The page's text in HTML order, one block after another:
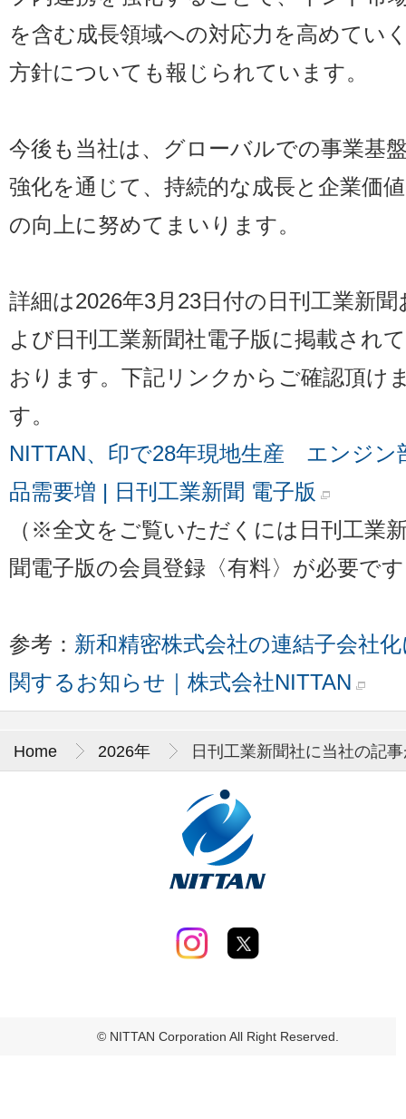
Home 2026年 日刊工業新聞社に当社の記
を含む成長領域への対応力を高めてい
方針についても報じられています。
今後も当社は、グローバルでの事業基
強化を通じて、持続的な成長と企業価値
の向上に努めてまいります。
詳細は2026年3月23日付の日刊工業新聞
よび日刊工業新聞社電子版に掲載されて
おります。下記リンクからご確認頂け
す。
NITTAN、印で28年現地生産 エンジン
品需要増 | 日刊工業新聞 電子版
（※全文をご覧いただくには日刊工業
聞電子版の会員登録〈有料〉が必要で
参考： 新和精密株式会社の連結子会社
関するお知らせ｜株式会社NITTAN
© NITTAN Corporation All Right Reserved.